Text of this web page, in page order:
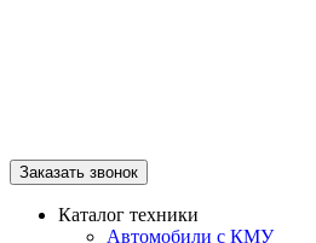
Заказать звонок
Каталог техники
Автомобили с КМУ